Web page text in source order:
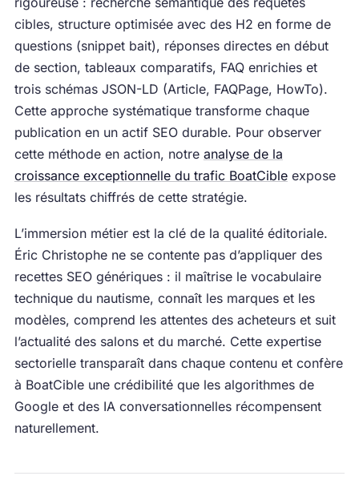
cibles, structure optimisée avec des H2 en forme de
questions (snippet bait), réponses directes en début
de section, tableaux comparatifs, FAQ enrichies et
trois schémas JSON-LD (Article, FAQPage, HowTo).
Cette approche systématique transforme chaque
publication en un actif SEO durable. Pour observer
cette méthode en action, notre analyse de la
croissance exceptionnelle du trafic BoatCibleexpose
les résultats chiffrés de cette stratégie.
L’immersion métier est la clé de la qualité éditoriale.
Éric Christophe ne se contente pas d’appliquer des
recettes SEO génériques : il maîtrise le vocabulaire
technique du nautisme, connaît les marques et les
modèles, comprend les attentes des acheteurs et suit
l’actualité des salons et du marché. Cette expertise
sectorielle transparaît dans chaque contenu et confère
à BoatCible une crédibilité que les algorithmes de
Google et des IA conversationnelles récompensent
naturellement.